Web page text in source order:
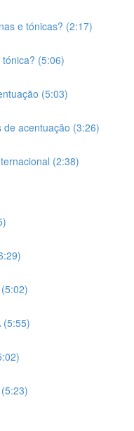
e tónicas? (2:17)
(5:06)
(5:03)
de acentuação (3:26)
(2:38)
(5:55)